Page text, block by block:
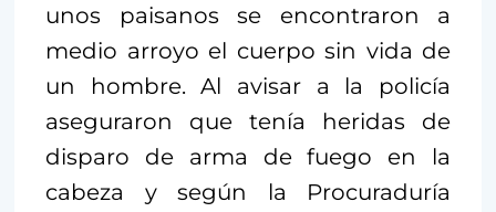
unos paisanos se encontraron a
medio arroyo el cuerpo sin vida de
un hombre. Al avisar a la policía
aseguraron que tenía heridas de
disparo de arma de fuego en la
cabeza y según la Procuraduría